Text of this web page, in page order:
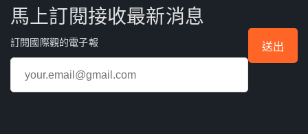
馬上訂閱接收最新消息
訂閱國際觀的電子報